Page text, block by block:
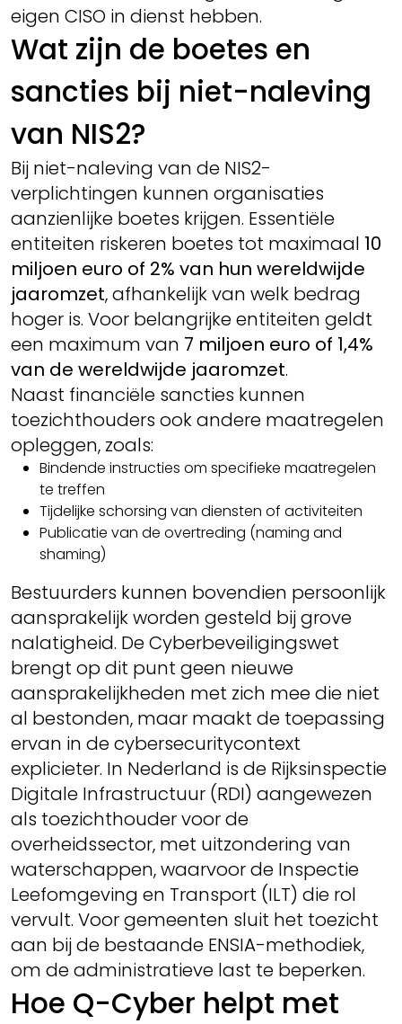
eigen CISO in dienst hebben.
Wat zijn de boetes en
sancties bij niet-naleving
van NIS2?
Bij niet-naleving van de NIS2-
verplichtingen kunnen organisaties
aanzienlijke boetes krijgen. Essentiële
entiteiten riskeren boetes tot maximaal 10
miljoen euro of 2% van hun wereldwijde
jaaromzet, afhankelijk van welk bedrag
hoger is. Voor belangrijke entiteiten geldt
een maximum van 7 miljoen euro of 1,4%
van de wereldwijde jaaromzet.
Naast financiële sancties kunnen
toezichthouders ook andere maatregelen
opleggen, zoals:
Bindende instructies om specifieke maatregelen
te treffen
Tijdelijke schorsing van diensten of activiteiten
Publicatie van de overtreding (naming and
shaming)
Bestuurders kunnen bovendien persoonlijk
aansprakelijk worden gesteld bij grove
nalatigheid. De Cyberbeveiligingswet
brengt op dit punt geen nieuwe
aansprakelijkheden met zich mee die niet
al bestonden, maar maakt de toepassing
ervan in de cybersecuritycontext
explicieter. In Nederland is de Rijksinspectie
Digitale Infrastructuur (RDI) aangewezen
als toezichthouder voor de
overheidssector, met uitzondering van
waterschappen, waarvoor de Inspectie
Leefomgeving en Transport (ILT) die rol
vervult. Voor gemeenten sluit het toezicht
aan bij de bestaande ENSIA-methodiek,
om de administratieve last te beperken.
Hoe Q-Cyber helpt met